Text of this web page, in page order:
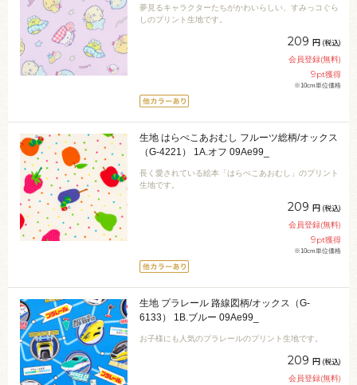
夢見るキャラクターたちがかわいらしい、すみっコぐら
しのプリント生地です。
209 円 (税込)
会員登録(無料)
9pt獲得
※10cm単位価格
生地 はらぺこあおむし フルーツ総柄/オックス
（G-4221） 1A.オフ 09Ae99_
長く愛されている絵本「はらぺこあおむし」のプリント
生地です。
209 円 (税込)
会員登録(無料)
9pt獲得
※10cm単位価格
生地 プラレール 路線図柄/オックス（G-
6133） 1B.ブルー 09Ae99_
お子様にも人気のプラレールのプリント生地です。
209 円 (税込)
会員登録(無料)